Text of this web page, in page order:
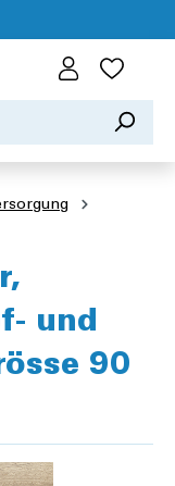
und
90